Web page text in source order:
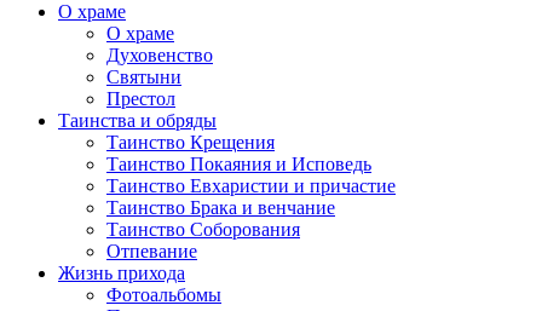
О храме
О храме
Духовенство
Святыни
Престол
Таинства и обряды
Таинство Крещения
Таинство Покаяния и Исповедь
Таинство Евхаристии и причастие
Таинство Брака и венчание
Таинство Соборования
Отпевание
Жизнь прихода
Фотоальбомы